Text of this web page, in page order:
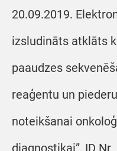
20.09.2019.
izsludināts atklāts
paaudzes
reaģentu un
noteikšanai
diagnostikai”, ID Nr.